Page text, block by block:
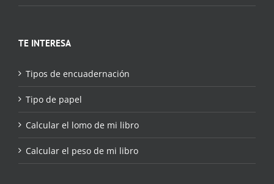
TE INTERESA
Tipos de encuadernación
Tipo de papel
Calcular el lomo de mi libro
Calcular el peso de mi libro